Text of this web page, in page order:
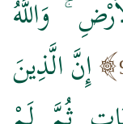
وَاللَّهُ
إِنَّ الَّذِينَ
ثُمَّ لَمْ